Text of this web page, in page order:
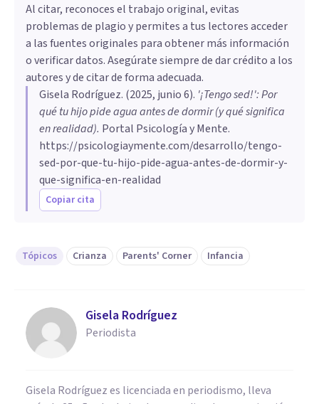
Al citar, reconoces el trabajo original, evitas
problemas de plagio y permites a tus lectores acceder
a las fuentes originales para obtener más información
o verificar datos. Asegúrate siempre de dar crédito a los
autores y de citar de forma adecuada.
Gisela Rodríguez. (2025, junio 6). '¡Tengo sed!': Por
qué tu hijo pide agua antes de dormir (y qué significa
en realidad). Portal Psicología y Mente.
https://psicologiaymente.com/desarrollo/tengo-
sed-por-que-tu-hijo-pide-agua-antes-de-dormir-y-
que-significa-en-realidad
Copiar cita
Tópicos Crianza Parents' Corner Infancia
Gisela Rodríguez
Periodista
Gisela Rodríguez es licenciada en periodismo, lleva